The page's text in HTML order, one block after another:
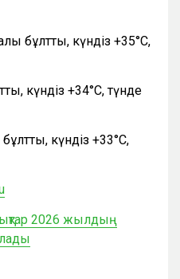
бұлтты, күндіз +35°С,
күндіз +34°С, түнде
күндіз +33°С,
2026 жылдың